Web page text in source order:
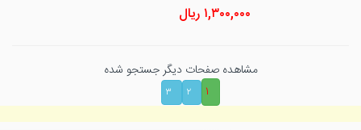
۱,۳۰۰,۰۰۰ ریال
مشاهده صفحات دیگر جستجو شده
۱
۲ ۳